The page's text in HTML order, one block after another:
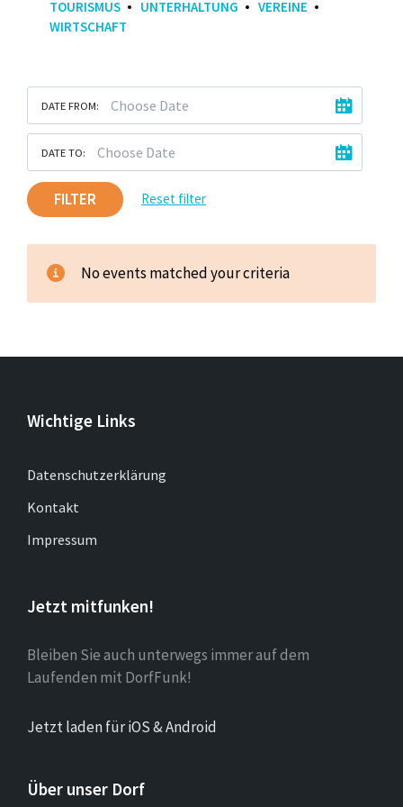
TOURISMUS
UNTERHALTUNG
VEREINE
WIRTSCHAFT
DATE FROM:
DATE TO:
FILTER Reset filter
No events matched your criteria
Wichtige Links
Datenschutzerklärung
Kontakt
Impressum
Jetzt mitfunken!
Bleiben Sie auch unterwegs immer auf dem
Laufenden mit DorfFunk!
Jetzt laden für iOS & Android
Über unser Dorf